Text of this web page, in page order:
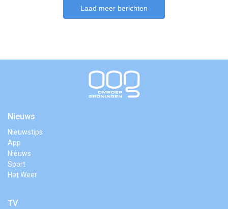
Laad meer berichten
Nieuws
Nieuwstips
App
Nieuws
Sport
Het Weer
TV